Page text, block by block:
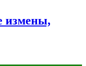
измены,